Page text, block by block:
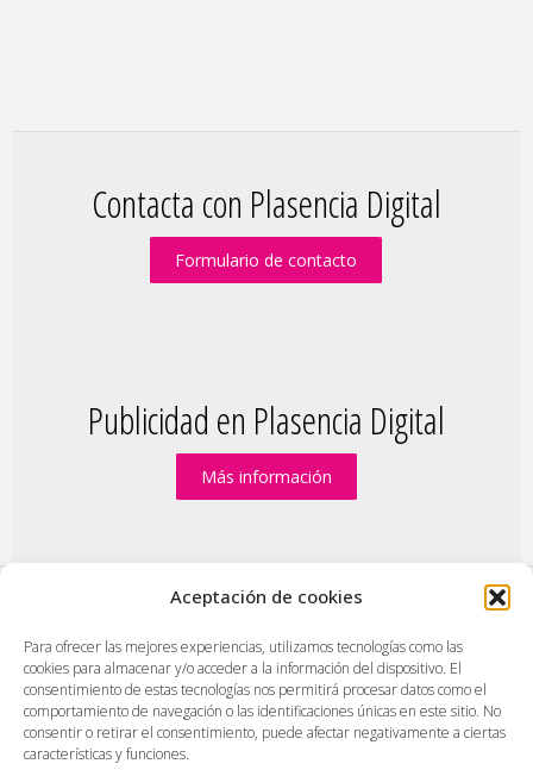
Aceptación de cookies
Para ofrecer las mejores experiencias, utilizamos tecnologías como las
cookies para almacenar y/o acceder a la información del dispositivo. El
consentimiento de estas tecnologías nos permitirá procesar datos como el
comportamiento de navegación o las identificaciones únicas en este sitio. No
consentir o retirar el consentimiento, puede afectar negativamente a ciertas
características y funciones.
Contacta con Plasencia Digital
Formulario de contacto
Publicidad en Plasencia Digital
Más información
PlasenciaDigital.com | Formulario de contacto
Publicidad en Plasencia Digital
|
Política de cookies (UE)
| Protección de datos
|
Aviso legal
| Diseño web en Plasencia